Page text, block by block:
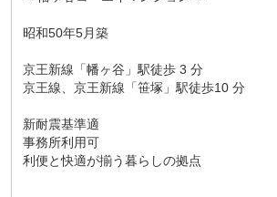
昭和50年5月築
京王新線「幡ヶ谷」駅徒歩 3 分
京王線、京王新線「笹塚」駅徒歩10 分
新耐震基準適
事務所利用可
利便と快適が揃う暮らしの拠点